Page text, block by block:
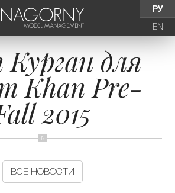
РУ
EN
МОДЕЛЬЮ
ДЕВУШКИ
ТИНЕЙДЖЕРЫ
ДЕТИ
для
Khan Pre-
2015
ВСЕ НОВОСТИ